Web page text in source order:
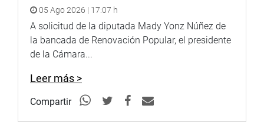
05 Ago 2026 | 17:07 h
A solicitud de la diputada Mady Yonz Núñez de
la bancada de Renovación Popular, el presidente
de la Cámara...
Leer más >
Compartir